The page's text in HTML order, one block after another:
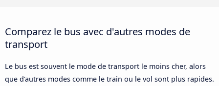
Comparez le bus avec d'autres modes de
transport
Le bus est souvent le mode de transport le moins cher, alors
que d'autres modes comme le train ou le vol sont plus rapides.